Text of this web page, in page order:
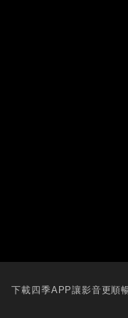
下載四季APP讓影音更順